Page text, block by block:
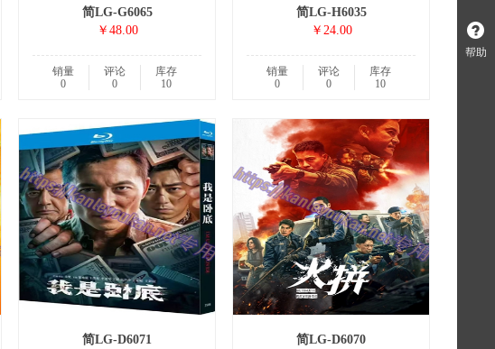
简LG-G6065
￥48.00
销量
0
评论
0
库存
10
简LG-H6035
￥24.00
销量
0
评论
0
库存
10
简LG-D6071 简LG-D6070
帮助